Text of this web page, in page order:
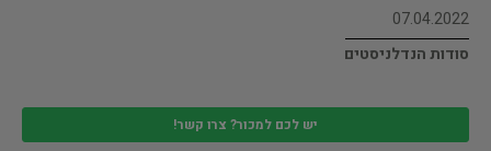
07.04.2022
סודות הנדלניסטים
יש לכם למכור? צרו קשר!